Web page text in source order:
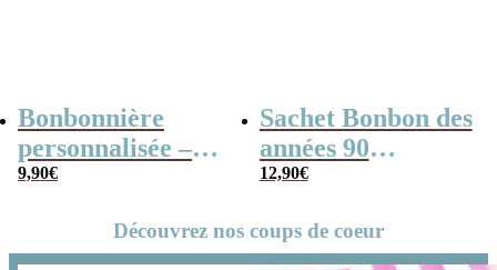
Bonbonnière
personnalisée –
300g mix de
Noël Cerf
9,90€
Sachet Bonbon des
années 90
personnalisé –
12,90€
Découvrez nos coups de coeur